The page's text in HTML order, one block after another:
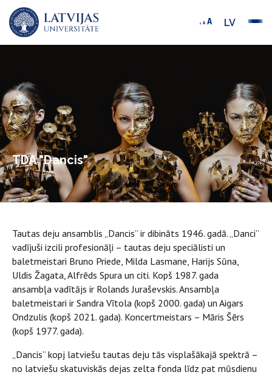
LV
TDA "Dancis"
Tautas deju ansamblis „Dancis” ir dibināts 1946. gadā. „Danci”
vadījuši izcili profesionāļi – tautas deju speciālisti un
baletmeistari Bruno Priede, Milda Lasmane, Harijs Sūna,
Uldis Žagata, Alfrēds Spura un citi. Kopš 1987. gada
ansambļa vadītājs ir Rolands Juraševskis. Ansambļa
baletmeistari ir Sandra Vītola (kopš 2000. gada) un Aigars
Ondzulis (kopš 2021. gada). Koncertmeistars – Māris Šērs
(kopš 1977. gada).
„Dancis” kopj latviešu tautas deju tās visplašākajā spektrā –
no latviešu skatuviskās dejas zelta fonda līdz pat mūsdienu